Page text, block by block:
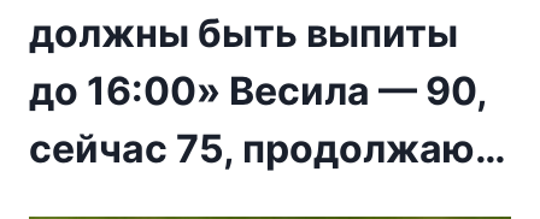
должны быть выпиты
до 16:00» Весила — 90,
сейчас 75, продолжаю…